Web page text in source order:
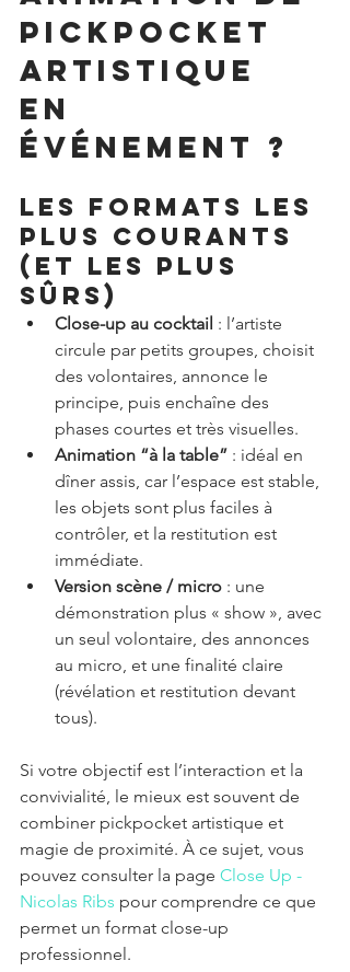
pickpocket
artistique
en
événement ?
Les formats les
plus courants
(et les plus
sûrs)
Close-up au cocktail : l’artiste
circule par petits groupes, choisit
des volontaires, annonce le
principe, puis enchaîne des
phases courtes et très visuelles.
Animation “à la table” : idéal en
dîner assis, car l’espace est stable,
les objets sont plus faciles à
contrôler, et la restitution est
immédiate.
Version scène / micro : une
démonstration plus « show », avec
un seul volontaire, des annonces
au micro, et une finalité claire
(révélation et restitution devant
tous).
Si votre objectif est l’interaction et la
convivialité, le mieux est souvent de
combiner pickpocket artistique et
magie de proximité. À ce sujet, vous
pouvez consulter la page Close Up -
Nicolas Ribs pour comprendre ce que
permet un format close-up
professionnel.